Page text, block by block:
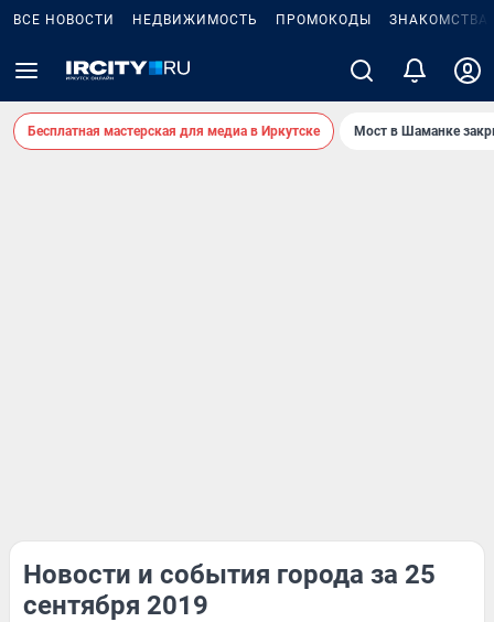
ВСЕ НОВОСТИ НЕДВИЖИМОСТЬ ПРОМОКОДЫ ЗНАКОМСТВА
Бесплатная мастерская для медиа в Иркутске Мост в Шаманке
Новости и события города за 25
сентября 2019